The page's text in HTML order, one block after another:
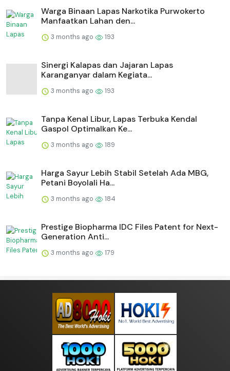
Warga Binaan Lapas Narkotika Purwokerto
Manfaatkan Lahan den...
3 months ago 193
⁠Sinergi Kalapas dan Jajaran Lapas
Karanganyar dalam Kegiata...
3 months ago 193
Tanpa Kenal Libur, Lapas Terbuka Kendal
Gaspol Optimalkan Ke...
3 months ago 189
Harga Sayur Lebih Stabil Setelah Ada MBG,
Petani Boyolali Ha...
3 months ago 184
Prestige Biopharma IDC Files Patent for Next-
Generation Anti...
3 months ago 179